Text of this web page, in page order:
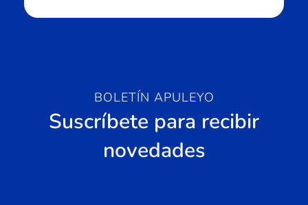
BOLETÍN APULEYO
Suscríbete para recibir
novedades